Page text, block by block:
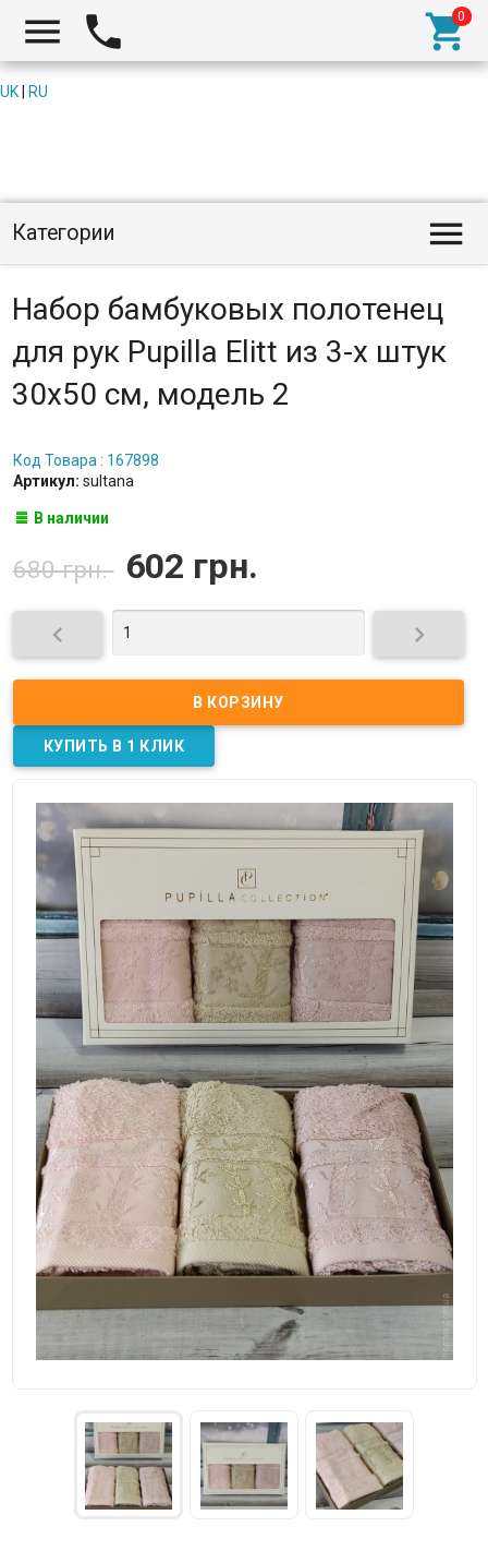
  
UK RU
Категории 
Набор бамбуковых полотенец
для рук Pupilla Elitt из 3-х штук
30х50 см, модель 2
Код Товара : 167898
Артикул: sultana
В наличии
680 грн. 602 грн.
 